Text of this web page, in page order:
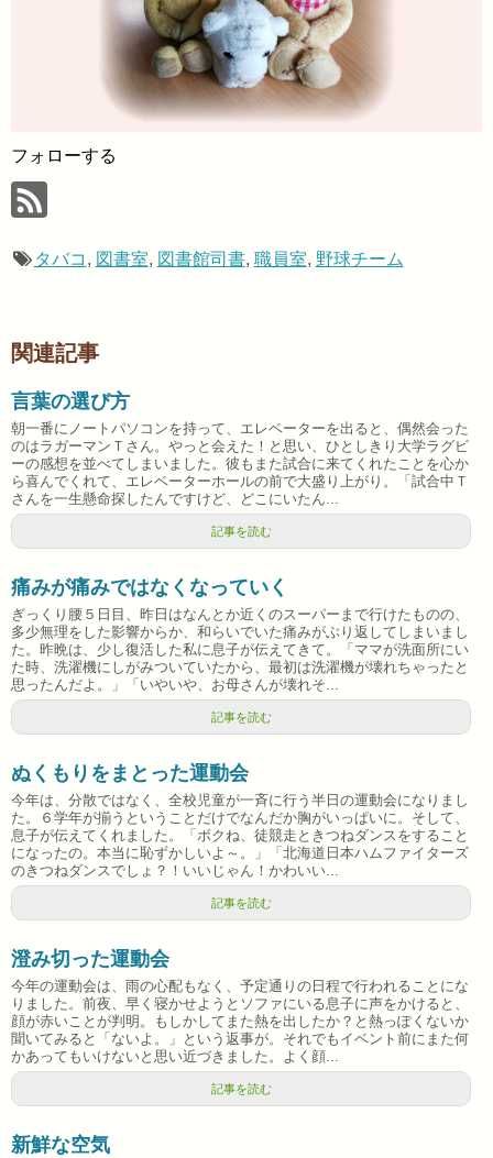
フォローする
タバコ , 図書室, 図書館司書, 職員室, 野球チーム
関連記事
言葉の選び方
朝一番にノートパソコンを持って、エレベーターを出ると、偶然会った
のはラガーマンＴさん。やっと会えた！と思い、ひとしきり大学ラグビ
ーの感想を並べてしまいました。彼もまた試合に来てくれたことを心か
ら喜んでくれて、エレベーターホールの前で大盛り上がり。「試合中Ｔ
さんを一生懸命探したんですけど、どこにいたん...
記事を読む
痛みが痛みではなくなっていく
ぎっくり腰５日目、昨日はなんとか近くのスーパーまで行けたものの、
多少無理をした影響からか、和らいでいた痛みがぶり返してしまいまし
た。昨晩は、少し復活した私に息子が伝えてきて。「ママが洗面所にい
た時、洗濯機にしがみついていたから、最初は洗濯機が壊れちゃったと
思ったんだよ。」「いやいや、お母さんが壊れそ...
記事を読む
ぬくもりをまとった運動会
今年は、分散ではなく、全校児童が一斉に行う半日の運動会になりまし
た。６学年が揃うということだけでなんだか胸がいっぱいに。そして、
息子が伝えてくれました。「ボクね、徒競走ときつねダンスをすること
になったの。本当に恥ずかしいよ～。」「北海道日本ハムファイターズ
のきつねダンスでしょ？！いいじゃん！かわいい...
記事を読む
澄み切った運動会
今年の運動会は、雨の心配もなく、予定通りの日程で行われることにな
りました。前夜、早く寝かせようとソファにいる息子に声をかけると、
顔が赤いことが判明。もしかしてまた熱を出したか？と熱っぽくないか
聞いてみると「ないよ。」という返事が。それでもイベント前にまた何
かあってもいけないと思い近づきました。よく顔...
記事を読む
新鮮な空気